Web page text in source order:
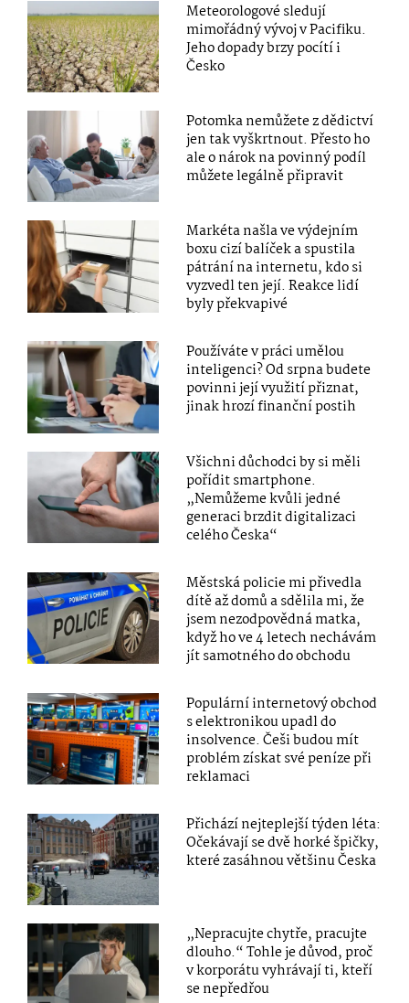
Meteorologové sledují
mimořádný vývoj v Pacifiku.
Jeho dopady brzy pocítí i
Česko
Potomka nemůžete z dědictví
jen tak vyškrtnout. Přesto ho
ale o nárok na povinný podíl
můžete legálně připravit
Markéta našla ve výdejním
boxu cizí balíček a spustila
pátrání na internetu, kdo si
vyzvedl ten její. Reakce lidí
byly překvapivé
Používáte v práci umělou
inteligenci? Od srpna budete
povinni její využití přiznat,
jinak hrozí finanční postih
Všichni důchodci by si měli
pořídit smartphone.
„Nemůžeme kvůli jedné
generaci brzdit digitalizaci
celého Česka“
Městská policie mi přivedla
dítě až domů a sdělila mi, že
jsem nezodpovědná matka,
když ho ve 4 letech nechávám
jít samotného do obchodu
Populární internetový obchod
s elektronikou upadl do
insolvence. Češi budou mít
problém získat své peníze při
reklamaci
Přichází nejteplejší týden léta:
Očekávají se dvě horké špičky,
které zasáhnou většinu Česka
„Nepracujte chytře, pracujte
dlouho.“ Tohle je důvod, proč
v korporátu vyhrávají ti, kteří
se nepředřou